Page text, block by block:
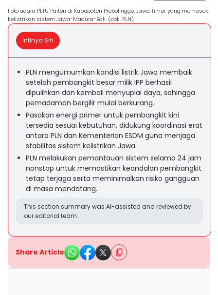
Foto udara PLTU Paiton di Kabupaten Probolinggo, Jawa Timur yang memasok
kelistrikan sistem Jawa-Madura-Bali. (dok. PLN)
Intinya Sih
PLN mengumumkan kondisi listrik Jawa membaik
setelah pembangkit besar milik IPP berhasil
dipulihkan dan kembali menyuplai daya, sehingga
pemadaman bergilir mulai berkurang.
Pasokan energi primer untuk pembangkit kini
tersedia sesuai kebutuhan, didukung koordinasi erat
antara PLN dan Kementerian ESDM guna menjaga
stabilitas sistem kelistrikan Jawa.
PLN melakukan pemantauan sistem selama 24 jam
nonstop untuk memastikan keandalan pembangkit
tetap terjaga serta meminimalkan risiko gangguan
di masa mendatang.
This section summary was AI-assisted and reviewed by
our editorial team.
Share Article